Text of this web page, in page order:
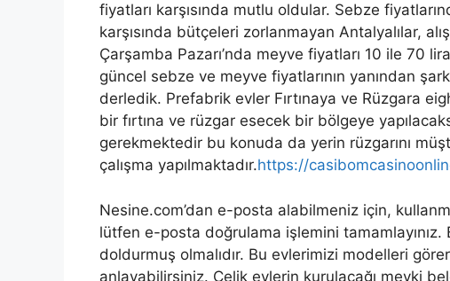
fiyatları karşısında mutlu oldular. Sebze
karşısında bütçeleri zorlanmayan Antalyalılar,
Çarşamba Pazarı’nda meyve fiyatları 10 ile 70
güncel sebze ve meyve fiyatlarının yanından
derledik. Prefabrik evler Fırtınaya ve Rüzgara
bir fırtına ve rüzgar esecek bir bölgeye
gerekmektedir bu konuda da yerin rüzgarını
çalışma yapılmaktadır.https://
Nesine.com’dan e-posta alabilmeniz için,
lütfen e-posta doğrulama işlemini tamamlayınız.
doldurmuş olmalıdır. Bu evlerimizi modelleri
anlayabilirsiniz. Çelik evlerin kurulacağı mevki